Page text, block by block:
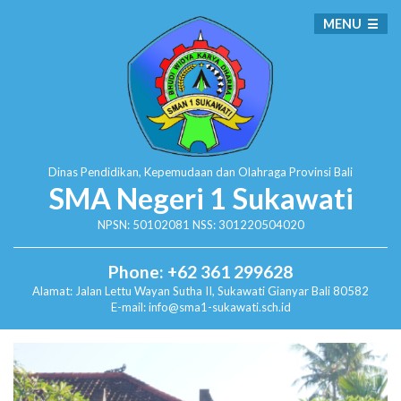
Dinas Pendidikan, Kepemudaan dan Olahraga Provinsi Bali
SMA Negeri 1 Sukawati
NPSN: 50102081 NSS: 301220504020
Phone: +62 361 299628
Alamat: Jalan Lettu Wayan Sutha II, SukawatiGianyar Bali 80582
E-mail: info@sma1-sukawati.sch.id
MENU